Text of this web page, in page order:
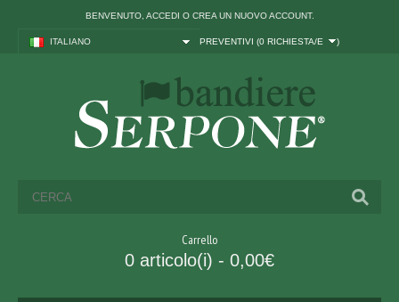
BENVENUTO, ACCEDI O CREA UN NUOVO ACCOUNT.
ITALIANO PREVENTIVI (0 RICHIESTA/E )
Carrello
0 articolo(i) - 0,00€